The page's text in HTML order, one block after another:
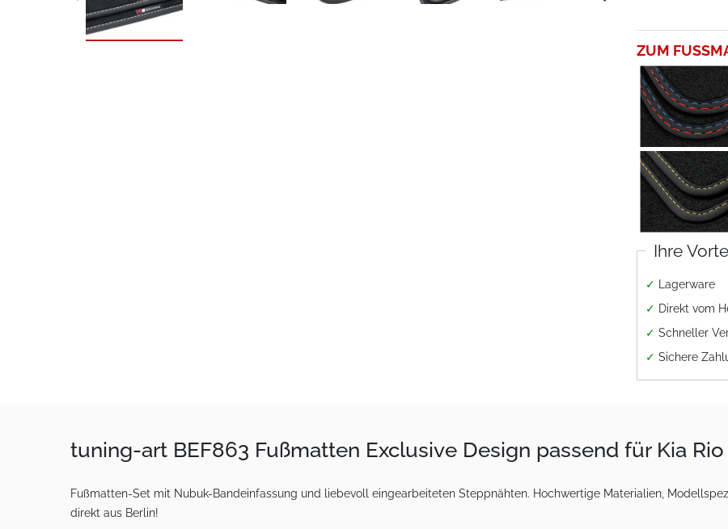
ZUM
Ihre
✓ Lagerware
✓ Direkt vom
✓ Schneller
✓ Sichere
tuning-art BEF863 Fußmatten Exclusive Design passend für Kia Rio
Fußmatten-Set mit Nubuk-Bandeinfassung und liebevoll eingearbeiteten Steppnähten. Hochwertige Materialien,
direkt aus Berlin!